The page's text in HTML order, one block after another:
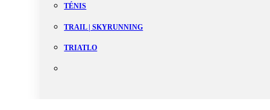
TÉNIS
TRAIL | SKYRUNNING
TRIATLO